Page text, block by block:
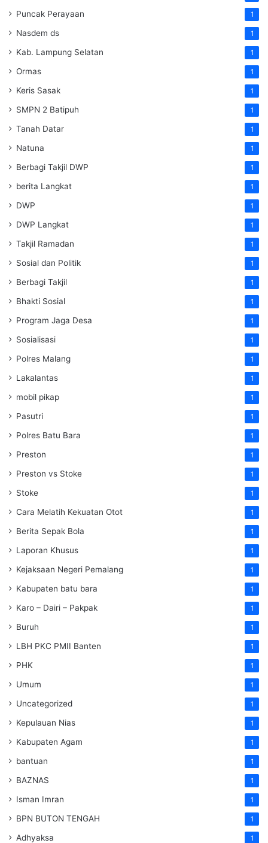
Puncak Perayaan 1
Nasdem ds 1
Kab. Lampung Selatan 1
Ormas 1
Keris Sasak 1
SMPN 2 Batipuh 1
Tanah Datar 1
Natuna 1
Berbagi Takjil DWP 1
berita Langkat 1
DWP 1
DWP Langkat 1
Takjil Ramadan 1
Sosial dan Politik 1
Berbagi Takjil 1
Bhakti Sosial 1
Program Jaga Desa 1
Sosialisasi 1
Polres Malang 1
Lakalantas 1
mobil pikap 1
Pasutri 1
Polres Batu Bara 1
Preston 1
Preston vs Stoke 1
Stoke 1
Cara Melatih Kekuatan Otot 1
Berita Sepak Bola 1
Laporan Khusus 1
Kejaksaan Negeri Pemalang 1
Kabupaten batu bara 1
Karo – Dairi – Pakpak 1
Buruh 1
LBH PKC PMII Banten 1
PHK 1
Umum 1
Uncategorized 1
Kepulauan Nias 1
Kabupaten Agam 1
bantuan 1
BAZNAS 1
Isman Imran 1
BPN BUTON TENGAH 1
Adhyaksa 1